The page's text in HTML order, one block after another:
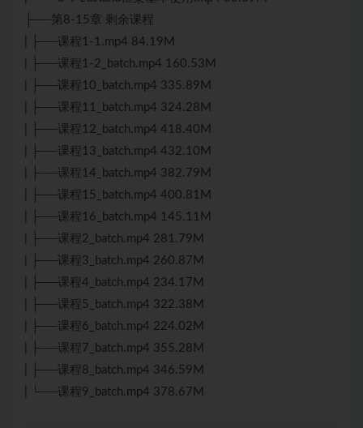
├──第8-15章 剩余课程
| ├──课程1-1.mp4 84.19M
| ├──课程1-2_batch.mp4 160.53M
| ├──课程10_batch.mp4 335.89M
| ├──课程11_batch.mp4 324.28M
| ├──课程12_batch.mp4 418.40M
| ├──课程13_batch.mp4 432.10M
| ├──课程14_batch.mp4 382.79M
| ├──课程15_batch.mp4 400.81M
| ├──课程16_batch.mp4 145.11M
| ├──课程2_batch.mp4 281.79M
| ├──课程3_batch.mp4 260.87M
| ├──课程4_batch.mp4 234.17M
| ├──课程5_batch.mp4 322.38M
| ├──课程6_batch.mp4 224.02M
| ├──课程7_batch.mp4 355.28M
| ├──课程8_batch.mp4 346.59M
| └──课程9_batch.mp4 378.67M